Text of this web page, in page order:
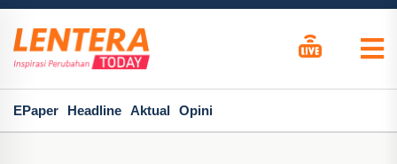
EPaper Headline Aktual Opini